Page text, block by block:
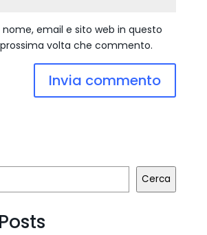
nome, email e sito web in questo
volta che commento.
Cerca